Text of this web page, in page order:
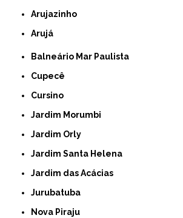
Arujazinho
Arujá
Balneário Mar Paulista
Cupecê
Cursino
Jardim Morumbi
Jardim Orly
Jardim Santa Helena
Jardim das Acácias
Jurubatuba
Nova Piraju